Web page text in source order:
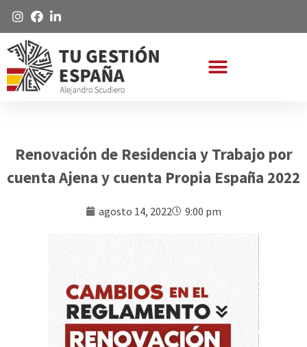
Renovación de Residencia y Trabajo por
cuenta Ajena y cuenta Propia España 2022
agosto 14, 2022 9:00 pm